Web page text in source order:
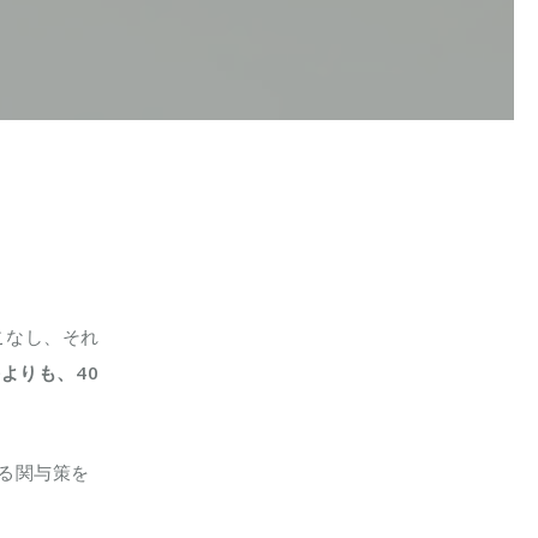
し、それ
りも、40
関与策を